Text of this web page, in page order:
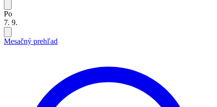
Po
7. 9.
Mesačný prehľad